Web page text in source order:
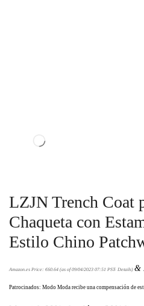
LZJN Trench Coat
Chaqueta con
Estilo Chino
Amazon.es Price: €60.64 (as of 09/04/2023 07:51 PST- Details) &
Patrocinados: Modo Moda recibe una compensación de